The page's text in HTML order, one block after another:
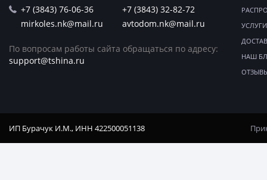
+7 (3843) 76-06-36
+7 (3843) 32-82-72
mirkoles.nk@mail.ru
avtodom.nk@mail.ru
По вопросам работы сайта обращаться по адресу:
support@tshina.ru
НАШ
ИП Бурачук И.М., ИНН 422500051138